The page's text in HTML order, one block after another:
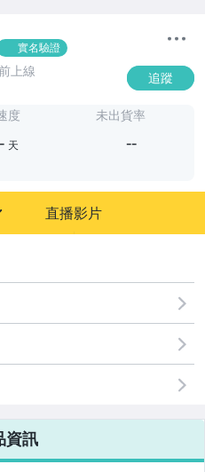
實名驗證
上線 追蹤
度
天
未出貨率
--
直播影片
資訊